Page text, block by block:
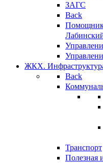
ЗАГС
Back
Помощник
ЖКХ.
Back
Транспорт
Полезная